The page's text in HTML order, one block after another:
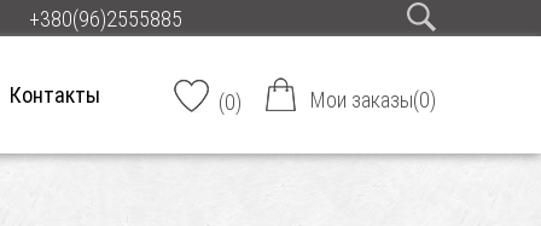
+380(96)2555885
Контакты (0) Мои заказы(0)